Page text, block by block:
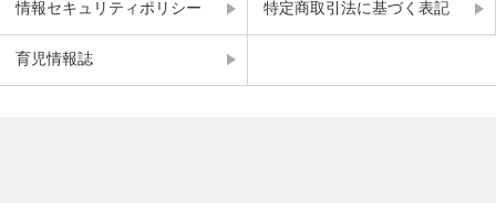
情報セキュリティポリシー 特定商取引法に基づく表記
育児情報誌